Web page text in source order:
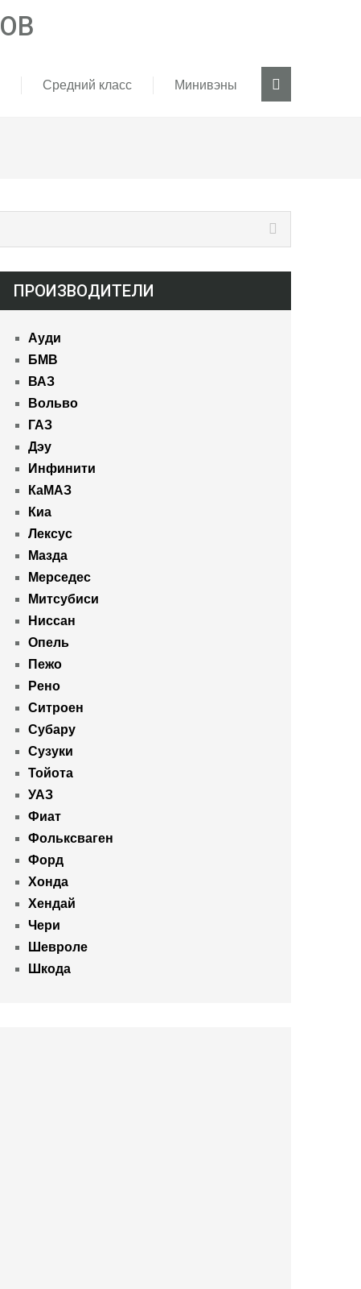
Средний класс Минивэны
ПРОИЗВОДИТЕЛИ
Ауди
БМВ
ВАЗ
Вольво
ГАЗ
Дэу
Инфинити
КаМАЗ
Киа
Лексус
Мазда
Мерседес
Митсубиси
Ниссан
Опель
Пежо
Рено
Ситроен
Субару
Сузуки
Тойота
УАЗ
Фиат
Фольксваген
Форд
Хонда
Хендай
Чери
Шевроле
Шкода